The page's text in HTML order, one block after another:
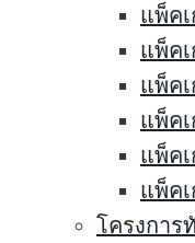
แพ็ค
แพ็ค
แพ็ค
แพ็ค
แพ็ค
แพ็ค
โครงการ